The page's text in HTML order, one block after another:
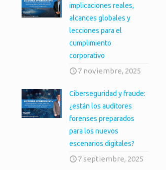
implicaciones reales,
alcances globales y
lecciones para el
cumplimiento
corporativo
7 noviembre, 2025
Ciberseguridad y fraude:
¿están los auditores
forenses preparados
para los nuevos
escenarios digitales?
7 septiembre, 2025